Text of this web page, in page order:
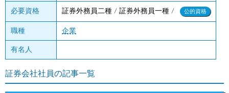
必要資格 証券外務員二種 / 証券外務員一種 / 公的資格
職種 企業
有名人
証券会社社員の記事一覧